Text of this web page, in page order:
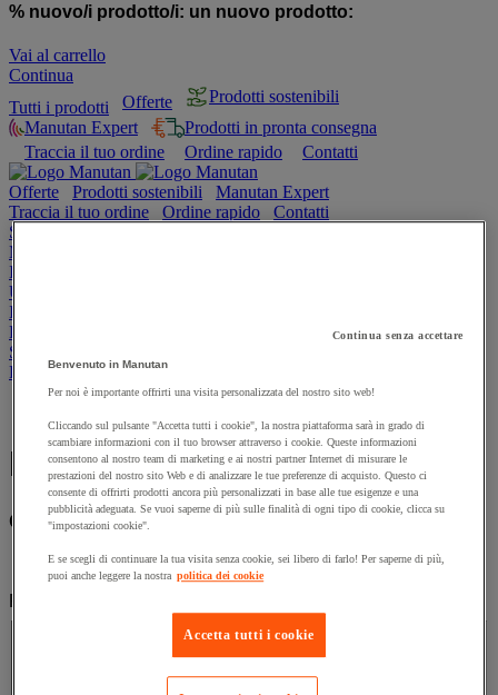
% nuovo/i prodotto/i: un nuovo prodotto:
Vai al carrello
Continua
Tutti i prodotti
Offerte
Prodotti sostenibili
Manutan Expert
Prodotti in pronta consegna
Traccia il tuo ordine
Ordine rapido Contatti
Offerte Prodotti sostenibili
Manutan Expert
Traccia il tuo ordine
Ordine rapido
Contatti
Sicurezza e salute
Magazzino
Igiene
Ufficio e smart working
Imballaggio e contenitori
Forniture industriali e utensili
Spazi esterni
Ristorazione
Marsh
Categorie
Imballaggio e contenitori(2)
Continua senza accettare
Benvenuto in Manutan
Per noi è importante offrirti una visita personalizzata del nostro sito web!
Cliccando sul pulsante "Accetta tutti i cookie", la nostra piattaforma sarà in grado di
scambiare informazioni con il tuo browser attraverso i cookie. Queste informazioni
consentono al nostro team di marketing e ai nostri partner Internet di misurare le
prestazioni del nostro sito Web e di analizzare le tue preferenze di acquisto. Questo ci
consente di offrirti prodotti ancora più personalizzati in base alle tue esigenze e una
pubblicità adeguata. Se vuoi saperne di più sulle finalità di ogni tipo di cookie, clicca su
"impostazioni cookie".
E se scegli di continuare la tua visita senza cookie, sei libero di farlo! Per saperne di più,
puoi anche leggere la nostra politica dei cookie
Accetta tutti i cookie